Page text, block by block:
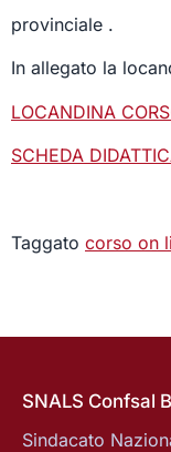
provinciale .
In allegato la
LOCANDINA
SCHEDA
Taggato corso on
SNALS Confsal
Sindacato